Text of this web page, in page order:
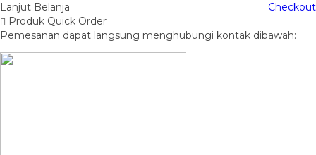
Lanjut Belanja
Checkout
Produk Quick Order
Pemesanan dapat langsung menghubungi kontak dibawah: